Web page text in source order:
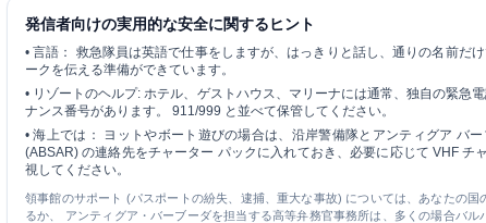
発信者向けの実用的な安全に関するヒント
•言語：
救急隊員は英語で仕事をしますが、はっきりと話し、通りの名前だ
ークを伝える準備ができています。
• リゾートのヘルプ: ホテル、ゲストハウス、マリーナには通常、独自の緊急
ナンス番号があります。 911/999 と並べて保管してください。
•海上では：
ヨットやボート遊びの場合は、沿岸警備隊とアンティグア バ
(ABSAR) の連絡先をチャーター パックに入れておき、必要に応じて VHF チ
視してください。
領事館のサポート (パスポートの紛失、逮捕、重大な事故) については、あなたの国
るか、 アンティグア・バーブーダを担当する高等弁務官事務所は、多くの場合バル